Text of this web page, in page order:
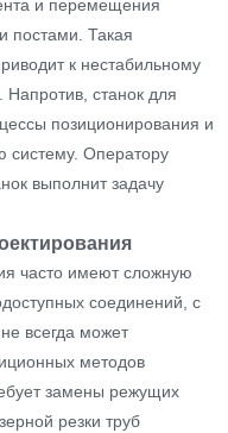
и перемещения
постами. Такая
к нестабильному
Напротив, станок для
позиционирования и
систему. Оператору
выполнит задачу
часто имеют сложную
соединений, с
всегда может
методов
замены режущих
резки труб